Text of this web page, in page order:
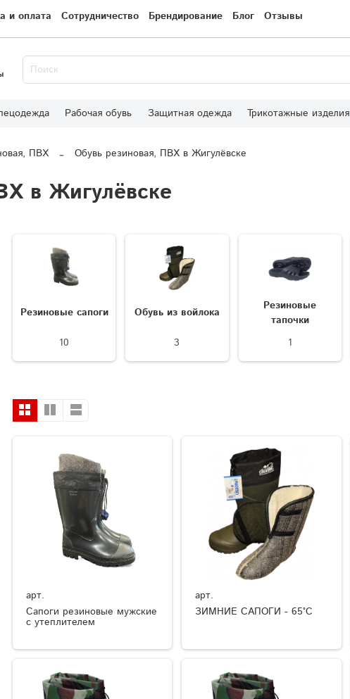
и оплата Сотрудничество Брендирование Блог Отзывы
Рабочая обувь Защитная одежда Трикотажные изделия
ПВХ Обувь резиновая, ПВХ в Жигулёвске
в Жигулёвске
Резиновые сапоги
10
Обувь из войлока
3
Резиновые
тапочки
1
арт.
Сапоги резиновые мужские
с утеплителем
арт.
ЗИМНИЕ САПОГИ - 65°C